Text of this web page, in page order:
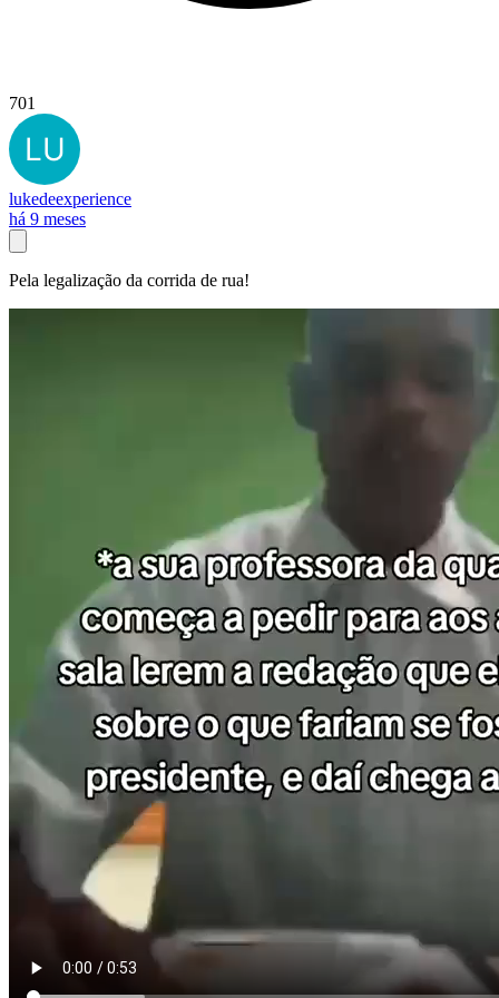
701
lukedeexperience
há 9 meses
Pela legalização da corrida de rua!